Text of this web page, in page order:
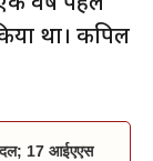
था। कपिल
17 आईएएस